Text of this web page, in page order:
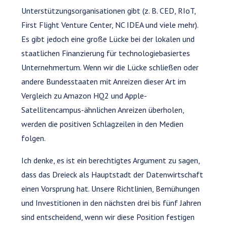
Unterstützungsorganisationen gibt (z. B. CED, RIoT,
First Flight Venture Center, NC IDEA und viele mehr).
Es gibt jedoch eine große Lücke bei der lokalen und
staatlichen Finanzierung für technologiebasiertes
Unternehmertum. Wenn wir die Lücke schließen oder
andere Bundesstaaten mit Anreizen dieser Art im
Vergleich zu Amazon HQ2 und Apple-
Satellitencampus-ähnlichen Anreizen überholen,
werden die positiven Schlagzeilen in den Medien
folgen.
Ich denke, es ist ein berechtigtes Argument zu sagen,
dass das Dreieck als Hauptstadt der Datenwirtschaft
einen Vorsprung hat. Unsere Richtlinien, Bemühungen
und Investitionen in den nächsten drei bis fünf Jahren
sind entscheidend, wenn wir diese Position festigen